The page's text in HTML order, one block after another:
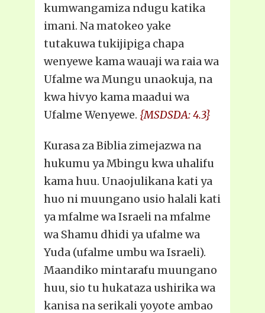
kumwangamiza ndugu katika
imani. Na matokeo yake
tutakuwa tukijipiga chapa
wenyewe kama wauaji wa raia wa
Ufalme wa Mungu unaokuja, na
kwa hivyo kama maadui wa
Ufalme Wenyewe. {MSDSDA: 4.3}
Kurasa za Biblia zimejazwa na
hukumu ya Mbingu kwa uhalifu
kama huu. Unaojulikana kati ya
huo ni muungano usio halali kati
ya mfalme wa Israeli na mfalme
wa Shamu dhidi ya ufalme wa
Yuda (ufalme umbu wa Israeli).
Maandiko mintarafu muungano
huu, sio tu hukataza ushirika wa
kanisa na serikali yoyote ambao